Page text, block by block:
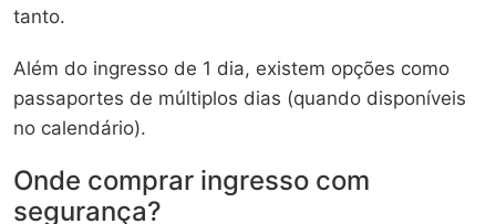
tanto.
Além do ingresso de 1 dia, existem opções como
passaportes de múltiplos dias (quando disponíveis
no calendário).
Onde comprar ingresso com
segurança?